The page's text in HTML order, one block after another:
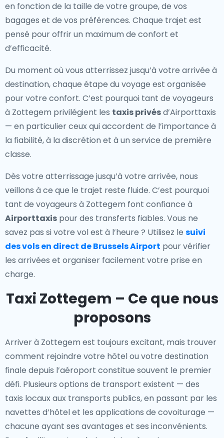
en fonction de la taille de votre groupe, de vos
bagages et de vos préférences. Chaque trajet est
pensé pour offrir un maximum de confort et
d’efficacité.
Du moment où vous atterrissez jusqu’à votre arrivée à
destination, chaque étape du voyage est organisée
pour votre confort. C’est pourquoi tant de voyageurs
à Zottegem privilégient les taxis privésd’Airporttaxis
— en particulier ceux qui accordent de l’importance à
la fiabilité, à la discrétion et à un service de première
classe.
Dès votre atterrissage jusqu’à votre arrivée, nous
veillons à ce que le trajet reste fluide. C’est pourquoi
tant de voyageurs à Zottegem font confiance à
Airporttaxis pour des transferts fiables. Vous ne
savez pas si votre vol est à l’heure ? Utilisez le suivi
des vols en direct de Brussels Airport pour vérifier
les arrivées et organiser facilement votre prise en
charge.
Taxi Zottegem – Ce que nous
proposons
Arriver à Zottegem est toujours excitant, mais trouver
comment rejoindre votre hôtel ou votre destination
finale depuis l’aéroport constitue souvent le premier
défi. Plusieurs options de transport existent — des
taxis locaux aux transports publics, en passant par les
navettes d’hôtel et les applications de covoiturage —
chacune ayant ses avantages et ses inconvénients.